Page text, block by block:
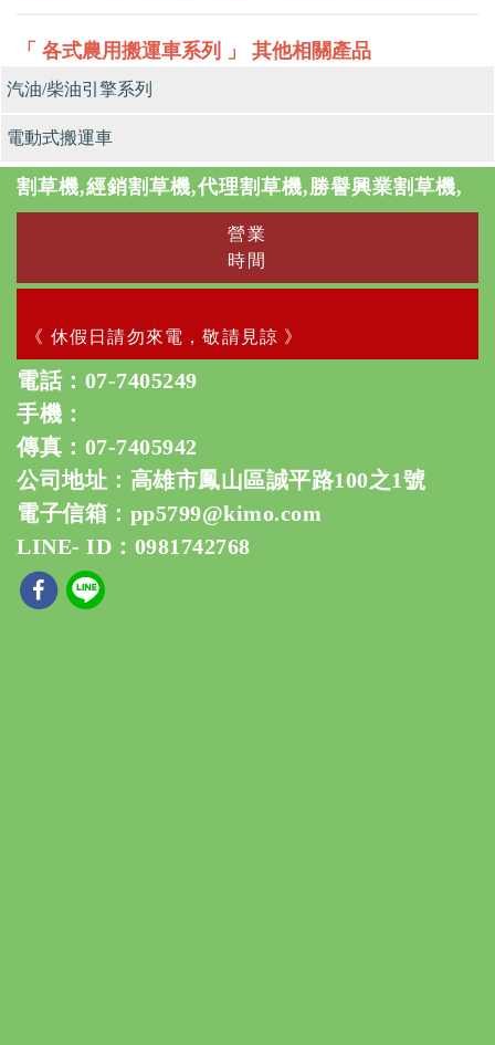
「 各式農用搬運車系列 」 其他相關產品
汽油/柴油引擎系列
電動式搬運車
割草機,經銷割草機,代理割草機,勝譽興業割草機,
營業
時間
《 休假日請勿來電，敬請見諒 》
電話： 07-7405249
手機：
傳真：07-7405942
公司地址：高雄市鳳山區誠平路100之1號
電子信箱： pp5799@kimo.com
LINE- ID：0981742768